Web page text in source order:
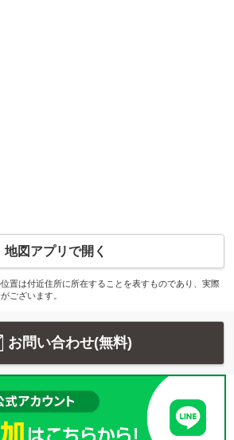
地図アプリで開く
置は付近住所に所在することを表すものであり、実際
ございます。
お問い合わせ(無料)